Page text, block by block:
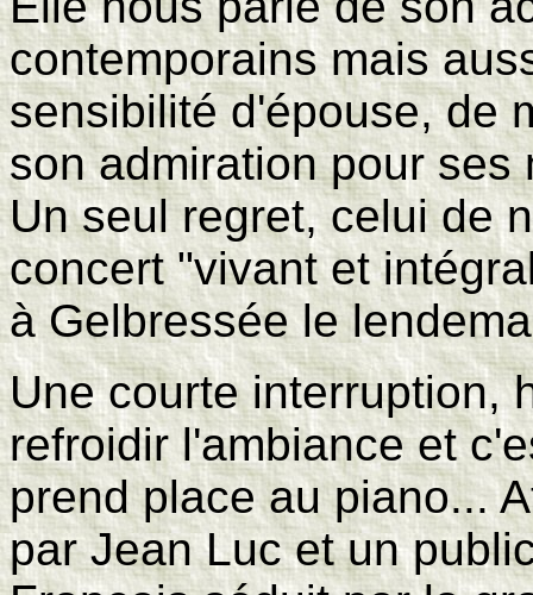
contemporains mais
sensibilité d'épouse, de
son admiration pour
Un seul regret, celui de
concert "vivant et
à Gelbressée le
Une courte interruption,
refroidir l'ambiance et
prend place au piano...
par Jean Luc et un